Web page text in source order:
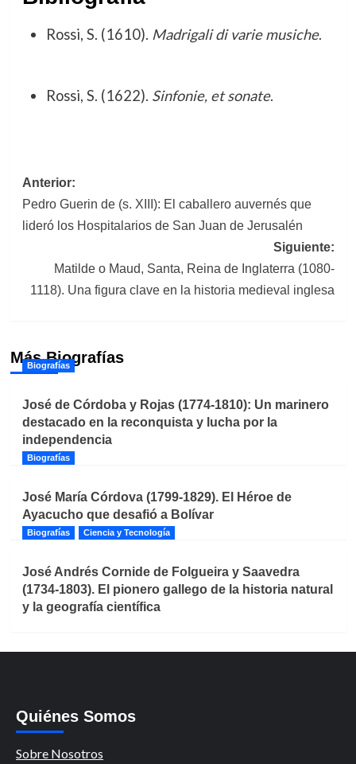
Rossi, S. (1610). Madrigali di varie musiche.
Rossi, S. (1622). Sinfonie, et sonate.
Navegación
de
entradas
Anterior:
Pedro Guerin de (s. XIII): El caballero auvernés que
lideró los Hospitalarios de San Juan de Jerusalén
Siguiente:
Matilde o Maud, Santa, Reina de Inglaterra (1080-
1118). Una figura clave en la historia medieval inglesa
Más Biografías
Biografías
José de Córdoba y Rojas (1774-1810): Un marinero
destacado en la reconquista y lucha por la
independencia
Biografías
José María Córdova (1799-1829). El Héroe de
Ayacucho que desafió a Bolívar
Biografías Ciencia y Tecnología
José Andrés Cornide de Folgueira y Saavedra
(1734-1803). El pionero gallego de la historia natural
y la geografía científica
Quiénes Somos
Sobre Nosotros